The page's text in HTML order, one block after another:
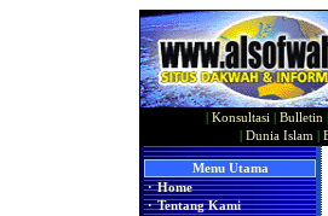
Konsultasi Bulletin
Dunia Islam
Menu Utama
· Home
· Tentang Kami